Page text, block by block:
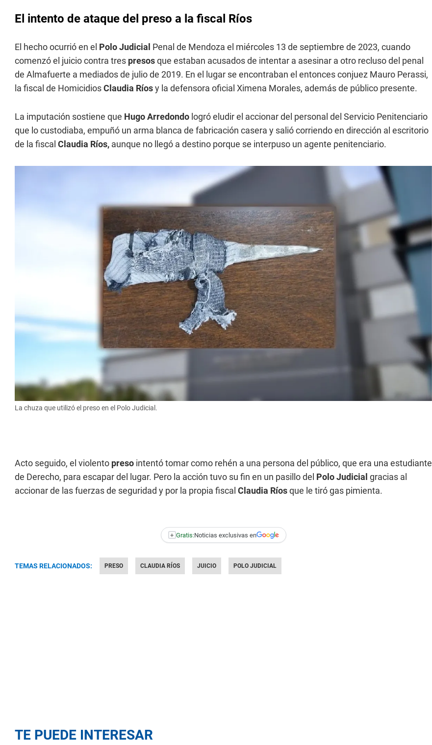
El intento de ataque del preso a la fiscal Ríos
El hecho ocurrió en el Polo Judicial Penal de Mendoza el miércoles 13 de septiembre de 2023, cuando
comenzó el juicio contra tres presosque estaban acusados de intentar a asesinar a otro recluso del penal
de Almafuerte a mediados de julio de 2019. En el lugar se encontraban el entonces conjuez Mauro Perassi,
la fiscal de HomicidiosClaudia Ríosy la defensora oficial Ximena Morales, además de público presente.
La imputación sostiene que Hugo Arredondo logró eludir el accionar del personal del Servicio Penitenciario
que lo custodiaba, empuñó un arma blanca de fabricación casera y salió corriendo en dirección al escritorio
de la fiscal Claudia Ríos, aunque no llegó a destino porque se interpuso un agente penitenciario.
La chuza que utilizó el preso en el Polo Judicial.
Acto seguido, el violento preso intentó tomar como rehén a una persona del público, que era una estudiante
de Derecho, para escapar del lugar. Pero la acción tuvo su fin en un pasillo del Polo Judicial gracias al
accionar de las fuerzas de seguridad y por la propia fiscal Claudia Ríosque le tiró gas pimienta.
+ Gratis:Noticias exclusivas en
TEMAS RELACIONADOS: PRESO CLAUDIA RÍOS JUICIO POLO JUDICIAL
TE PUEDE INTERESAR